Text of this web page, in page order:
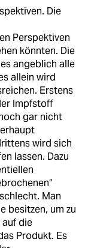
Die
Perspektiven
könnten. Die
angeblich alle
allein wird
Erstens
Impfstoff
gar nicht
wird sich
lassen. Dazu
Man
besitzen, um zu
auf die
Produkt. Es